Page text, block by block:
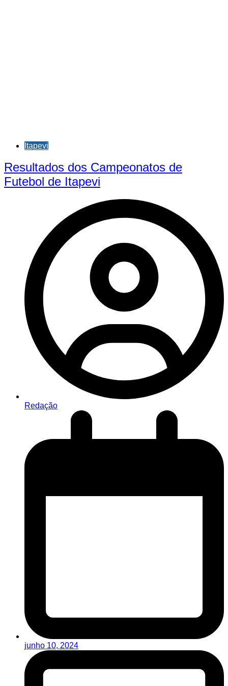
Itapevi
Resultados dos Campeonatos de
Futebol de Itapevi
Redação
junho 10, 2024